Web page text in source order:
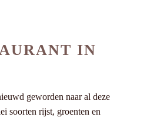
IN
geworden naar al deze
soorten rijst, groenten en